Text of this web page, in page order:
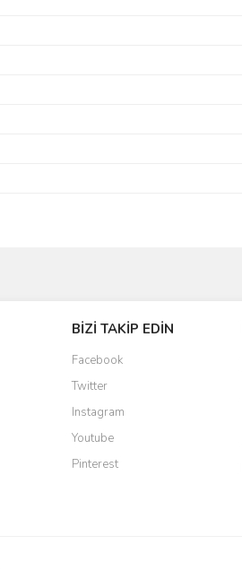
BİZİ TAKİP EDİN
Facebook
Twitter
Instagram
Youtube
Pinterest